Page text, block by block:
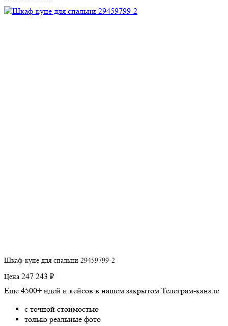
Шкаф-купе для спальни 29459799-2
Цена 247 243 ₽
Еще 4500+ идей и кейсов в нашем закрытом Телеграм-канале
с точной стоимостью
только реальные фото